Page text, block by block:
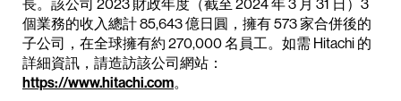
長。該公司 2023 財政年度（截至 2024 年 3 月 31 日）3
個業務的收入總計 85,643 億日圓，擁有 573 家合併後的
子公司，在全球擁有約 270,000 名員工。如需 Hitachi 的
詳細資訊，請造訪該公司網站：
https://www.hitachi.com。